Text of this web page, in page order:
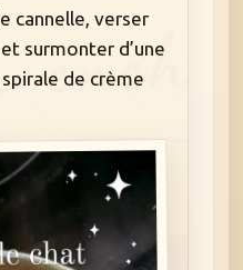
cannelle, verser
surmonter d’une
de crème